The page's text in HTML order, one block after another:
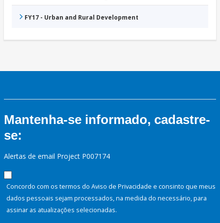
FY17 - Urban and Rural Development
Mantenha-se informado, cadastre-
se:
Alertas de email Project P007174
Concordo com os termos do Aviso de Privacidade e consinto que meus
dados pessoais sejam processados, na medida do necessário, para
assinar as atualizações selecionadas.